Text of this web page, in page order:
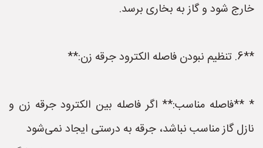
خارج شود و گاز به بخاری برسد.
**6. تنظیم نبودن فاصله الکترود جرقه زن:**
* **فاصله مناسب:** اگر فاصله بین الکترود جرقه زن و
نازل گاز مناسب نباشد، جرقه به درستی ایجاد نمی‌شود